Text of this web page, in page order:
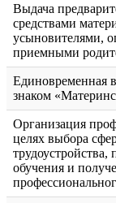
Выдача
средствами
усыновителями,
приемными
Единовременная
знаком
Организация
целях выбора
обучения и